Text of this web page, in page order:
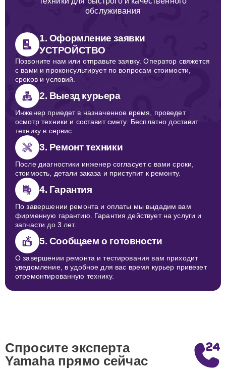
обслуживания
1. Оформление заявки
УСТРОЙСТВО
Позвоните нам или отправьте заявку. Оператор свяжется
с вами и проконсультирует по вопросам стоимости,
сроков и условий.
2. Выезд курьера
Инженер приедет в назначенное время, проведет
осмотр техники и составит смету. Бесплатно доставит
технику в сервис.
3. Ремонт техники
После диагностики инженер согласует с вами сроки,
стоимость, детали заказа и приступит к ремонту.
4. Гарантия
По завершении ремонта и оплаты мы выдадим вам
фирменную гарантию. Гарантия действует на услуги и
запчасти до 3 лет.
5. Сообщаем о готовности
О завершении ремонта и тестирования вам приходит
уведомление, в удобное для вас время курьер привезет
отремонтированную технику.
Спросите эксперта
Yamaha прямо сейчас